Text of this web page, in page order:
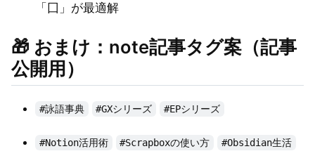
「囗」が最適解
🎁 おまけ：note記事タグ案（記事
公開用）
#詠語事典 #GXシリーズ #EPシリーズ
#Notion活用術 #Scrapboxの使い方 #Obsidian生活